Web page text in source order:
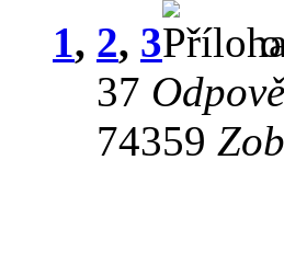
1, 2, 3
37
74359